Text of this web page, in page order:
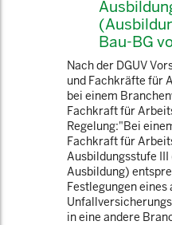
Bau-BG
Nach der DGUV
und Fachkräfte für
bei einem
Fachkraft für
Regelung:"Bei
Fachkraft für
Ausbildungsstufe
Ausbildung)
Festlegungen eines
in eine andere